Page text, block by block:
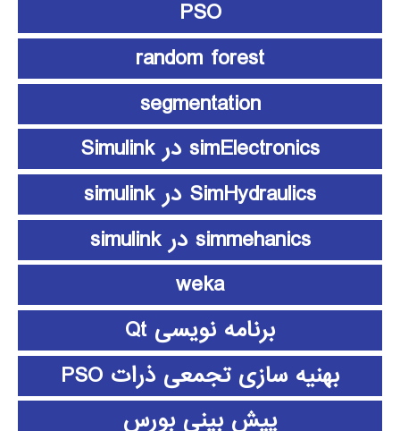
PSO
random forest
segmentation
simElectronics در Simulink
SimHydraulics در simulink
simmehanics در simulink
weka
برنامه نویسی Qt
بهنیه سازی تجمعی ذرات PSO
پیش بینی بورس